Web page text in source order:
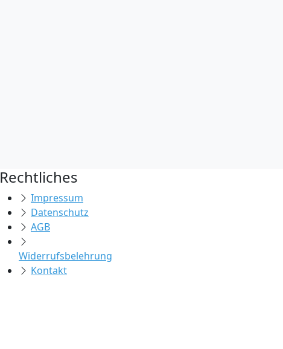
Rechtliches
Impressum
Datenschutz
AGB
Widerrufsbelehrung
Kontakt